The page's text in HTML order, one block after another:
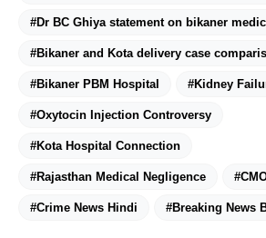
#Dr BC Ghiya statement on bikaner
#Bikaner and Kota delivery case
#Bikaner PBM Hospital #Kidney
#Oxytocin Injection Controversy
#Kota Hospital Connection
#Rajasthan Medical Negligence
#Crime News Hindi #Breaking News